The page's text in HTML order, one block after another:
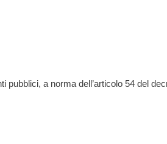
pubblici, a norma dell’articolo 54 del